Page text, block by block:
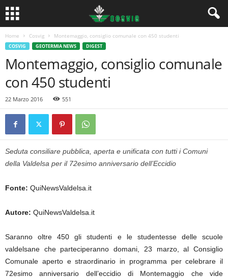
Home Cosvig Montemaggio, consiglio comunale con 450 studenti
COSVIG GEOTERMIA NEWS DIGEST
Montemaggio, consiglio comunale
con 450 studenti
22 Marzo 2016 551
Seduta consiliare pubblica, aperta e unificata con tutti i Comuni
della Valdelsa per il 72esimo anniversario dell’Eccidio
Fonte: QuiNewsValdelsa.it
Autore: QuiNewsValdelsa.it
Saranno oltre 450 gli studenti e le studentesse delle scuole
valdelsane che parteciperanno domani, 23 marzo, al Consiglio
Comunale aperto e straordinario in programma per celebrare il
72esimo anniversario dell’eccidio di Montemaggio che vide